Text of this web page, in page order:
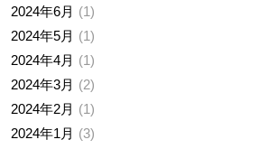
2024年6月
1
2024年5月
1
2024年4月
1
2024年3月
2
2024年2月
1
2024年1月
3